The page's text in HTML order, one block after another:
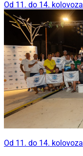
Od 11. do 14. kolovoza
Od 11. do 14. kolovoza